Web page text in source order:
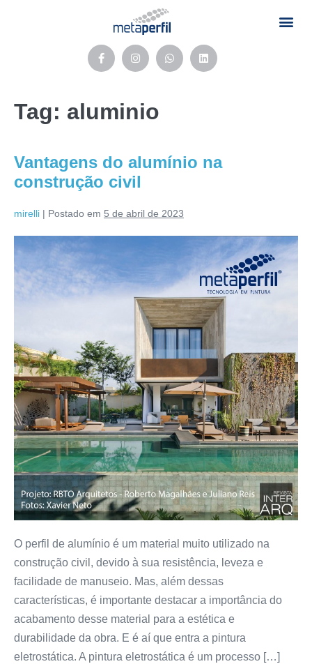
Tag: aluminio
Vantagens do alumínio na
construção civil
mirelli | Postado em 5 de abril de 2023
O perfil de alumínio é um material muito utilizado na
construção civil, devido à sua resistência, leveza e
facilidade de manuseio. Mas, além dessas
características, é importante destacar a importância do
acabamento desse material para a estética e
durabilidade da obra. E é aí que entra a pintura
eletrostática. A pintura eletrostática é um processo […]